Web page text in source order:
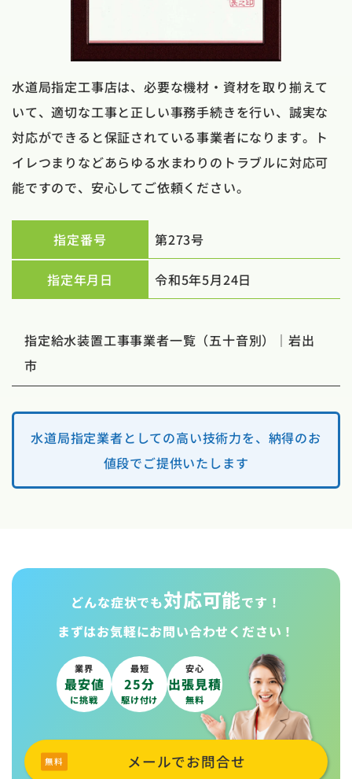
水道局指定工事店は、必要な機材・資材を取り揃えて
いて、適切な工事と正しい事務手続きを行い、誠実な
対応ができると保証されている事業者になります。ト
イレつまりなどあらゆる水まわりのトラブルに対応可
能ですので、安心してご依頼ください。
指定番号 第273号
指定年月日 令和5年5月24日
指定給水装置工事事業者一覧（五十音別）｜岩出
市
水道局指定業者としての高い技術力を、納得のお
値段でご提供いたします
どんな症状でも対応可能です！
まずはお気軽にお問い合わせください！
業界
最安値
に挑戦
最短
25分
駆け付け
安心
出張見積
無料
メールでお問合せ